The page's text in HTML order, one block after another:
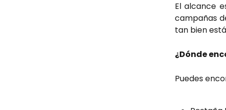
El alcance
campañas
tan bien
¿Dónde
Puedes